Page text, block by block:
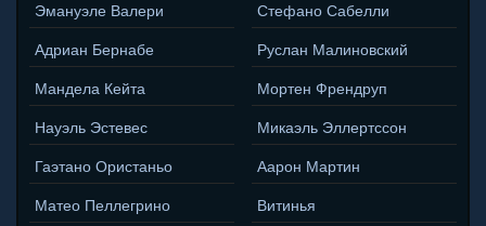
Эмануэле Валери
Адриан Бернабе
Мандела Кейта
Науэль Эстевес
Гаэтано Ористаньо
Матео Пеллегрино
Стефано Сабелли
Руслан Малиновский
Мортен Френдруп
Микаэль Эллертссон
Аарон Мартин
Витинья